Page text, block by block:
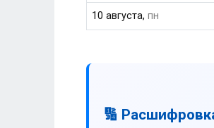
10 августа,пн
🔢